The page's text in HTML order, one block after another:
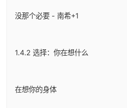
没那个必要 - 南希+1
1.4.2 选择：你在想什么
在想你的身体